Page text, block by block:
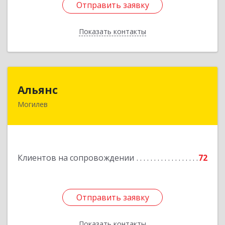
Отправить заявку
Показать контакты
Отправить заявку
Назад
Альянс
Могилев
Клиентов на сопровождении 72
Отправить заявку
Беларусь, 212030, г.Могилев, ул.Ленинская, 7А
Отправить заявку